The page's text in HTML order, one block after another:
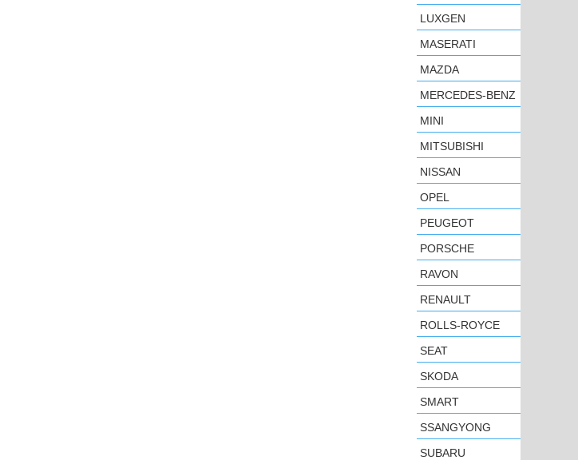
LUXGEN
MASERATI
MAZDA
MERCEDES-BENZ
MINI
MITSUBISHI
NISSAN
OPEL
PEUGEOT
PORSCHE
RAVON
RENAULT
ROLLS-ROYCE
SEAT
SKODA
SMART
SSANGYONG
SUBARU